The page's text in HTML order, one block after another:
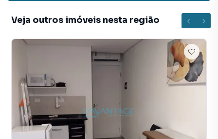
Sala de Jantar
Lavanderia
Sala de estar
Veja outros imóveis nesta região